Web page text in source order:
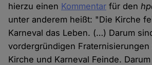
hierzu einen Kommentar für den
unter anderem heißt: "Die Kirche
Karneval das Leben. (…) Darum
vordergründigen Fraternisierungen
Kirche und Karneval Feinde.